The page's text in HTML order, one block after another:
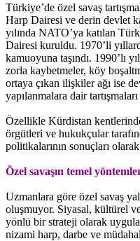
Türkiye’de özel savaş
Harp Dairesi ve derin devlet
yılında NATO’ya katılan
Dairesi kuruldu. 1970’li
kamuoyuna taşındı. 1990’lı
zorla kaybetmeler, köy
ortaya çıkan ilişkiler ağı ise
yapılanmalara dair
Özellikle Kürdistan
örgütleri ve hukukçular
politikalarının sonuçları
Özel savaşın temel
Uzmanlara göre özel savaş
oluşmuyor. Siyasal, kültürel
yönlü bir strateji olarak
nizami harp, darbe ve